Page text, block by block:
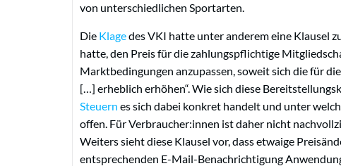
von unterschiedlichen Sportarten.
Die Klagedes VKI hatte unter anderem eine Klausel
hatte, den Preis für die zahlungspflichtige
Marktbedingungen anzupassen, soweit sich die für
[…] erheblich erhöhen“. Wie sich diese
Steuern es sich dabei konkret handelt und unter
offen. Für Verbraucher:innen ist daher nicht
Weiters sieht diese Klausel vor, dass etwaige
entsprechenden E-Mail-Benachrichtigung